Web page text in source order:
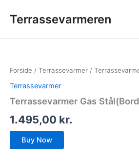
Terrassevarmeren
Forside / Terrassevarmer /
Terrassevarmer
Terrassevarmer Gas
1.495,00 kr.
Buy Now